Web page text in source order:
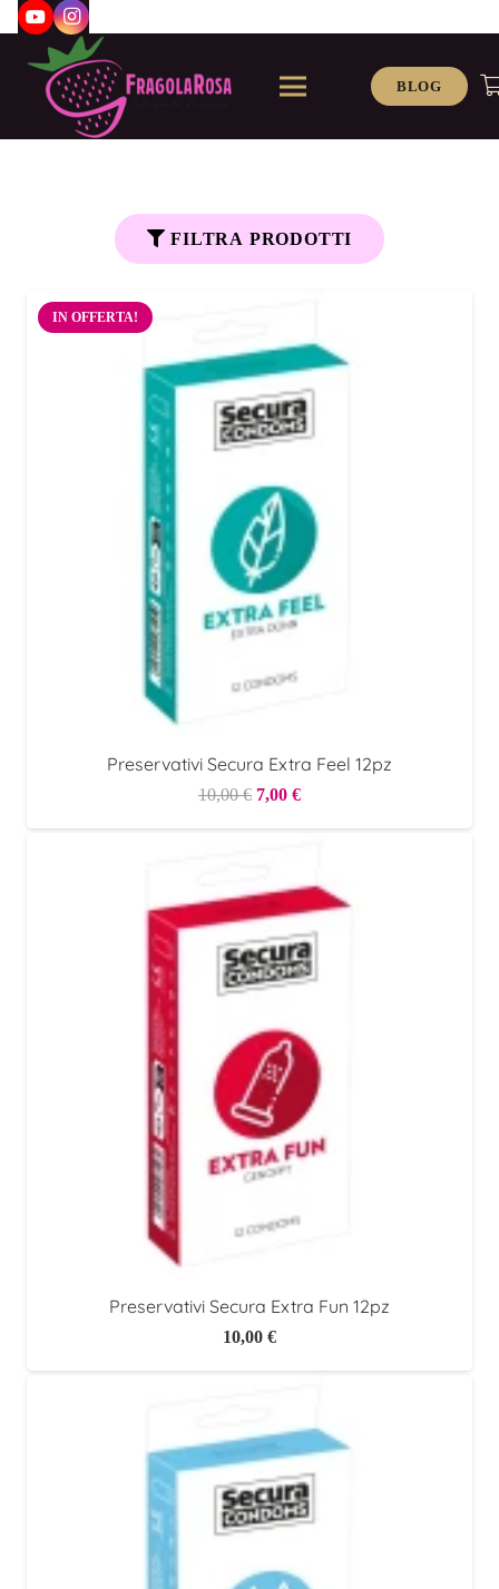
BLOG
FILTRA PRODOTTI
IN OFFERTA!
Preservativi Secura Extra Feel 12pz
10,00€ Il
prezzo
era:
10,00 €.
7,00 €Il
prezzo
è:
7,00 €.
Preservativi Secura Extra Fun 12pz
10,00 €